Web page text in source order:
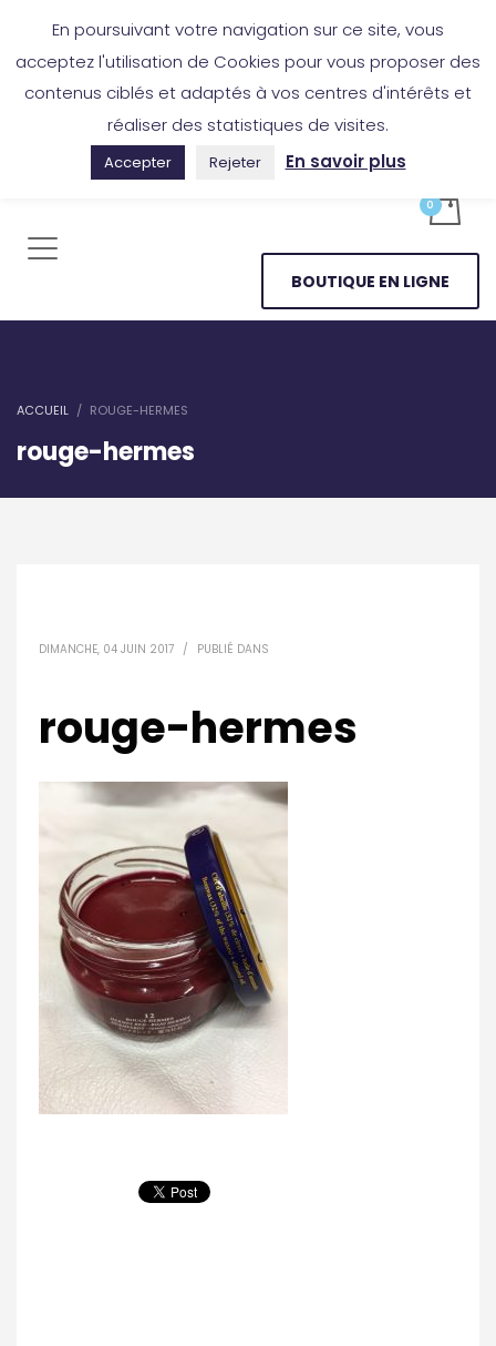
BOUTIQUE EN LIGNE
ACCUEIL ROUGE-HERMES
rouge-hermes
DIMANCHE, 04 JUIN 2017 / PUBLIÉ DANS
rouge-hermes
En poursuivant votre navigation sur ce site, vous
acceptez l'utilisation de Cookies pour vous proposer des
contenus ciblés et adaptés à vos centres d'intérêts et
réaliser des statistiques de visites.
Accepter Rejeter En savoir plus